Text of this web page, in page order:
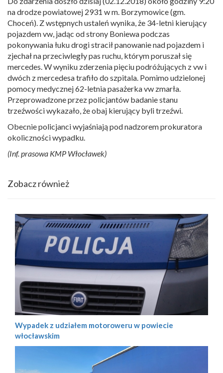
na drodze powiatowej 2931 w m. Borzymowice (gm.
Choceń). Z wstępnych ustaleń wynika, że 34-letni kierujący
pojazdem vw, jadąc od strony Boniewa podczas
pokonywania łuku drogi stracił panowanie nad pojazdem i
zjechał na przeciwległy pas ruchu, którym poruszał się
mercedes. W wyniku zderzenia pięciu podróżujących z vw i
dwóch z mercedesa trafiło do szpitala. Pomimo udzielonej
pomocy medycznej 62-letnia pasażerka vw zmarła.
Przeprowadzone przez policjantów badanie stanu
trzeźwości wykazało, że obaj kierujący byli trzeźwi.
Obecnie policjanci wyjaśniają pod nadzorem prokuratora
okoliczności wypadku.
(Inf. prasowa KMP Włocławek)
Zobacz również
Wypadek z udziałem motoroweru w powiecie
włocławskim